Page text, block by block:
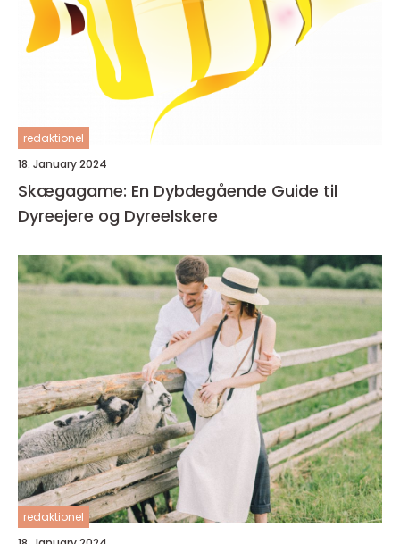
redaktionel
18. January 2024
Skægagame: En Dybdegående Guide til
Dyreejere og Dyreelskere
redaktionel